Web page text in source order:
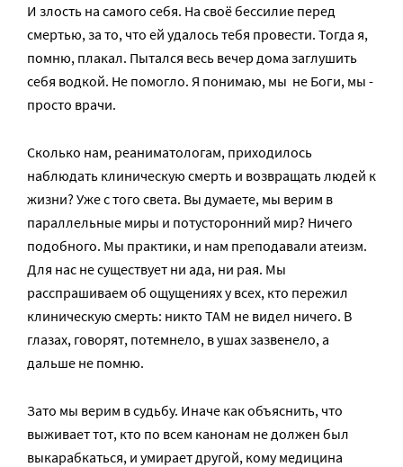
И злость на самого себя. На своё бессилие перед
смертью, за то, что ей удалось тебя провести. Тогда я,
помню, плакал. Пытался весь вечер дома заглушить
себя водкой. Не помогло. Я понимаю, мы ­ не Боги, мы ­
просто врачи.
Сколько нам, реаниматологам, приходилось
наблюдать клиническую смерть и возвращать людей к
жизни? Уже с того света. Вы думаете, мы верим в
параллельные миры и потусторонний мир? Ничего
подобного. Мы практики, и нам преподавали атеизм.
Для нас не существует ни ада, ни рая. Мы
расспрашиваем об ощущениях у всех, кто пережил
клиническую смерть: никто ТАМ не видел ничего. В
глазах, говорят, потемнело, в ушах зазвенело, а
дальше не помню.
Зато мы верим в судьбу. Иначе как объяснить, что
выживает тот, кто по всем канонам не должен был
выкарабкаться, и умирает другой, кому медицина